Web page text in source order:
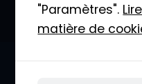
"Paramètres".
matière de